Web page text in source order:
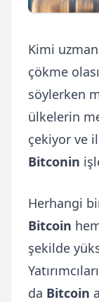
Kimi
çökme
söylerken
ülkelerin
çekiyor ve
Bitconin
Herhangi
Bitcoin
şekilde
da Bitcoin